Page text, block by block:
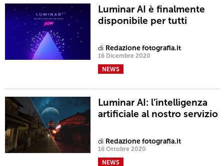
Luminar AI è finalmente
disponibile per tutti
di Redazione fotografia.it
16 Dicembre 2020
NEWS
Luminar AI: l’intelligenza
artificiale al nostro servizio
di Redazione fotografia.it
16 Ottobre 2020
NEWS